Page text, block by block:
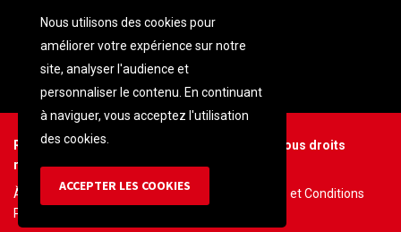
Réalisé par L' ALPHA, 2024 © Guinée Times. Tous droits
réservés.
À propos de nous
Mentions légales
Termes et Conditions
Politique de gestion de Cookies
Nous utilisons des cookies pour
améliorer votre expérience sur notre
site, analyser l'audience et
personnaliser le contenu. En continuant
à naviguer, vous acceptez l'utilisation
des cookies.
ACCEPTER LES COOKIES